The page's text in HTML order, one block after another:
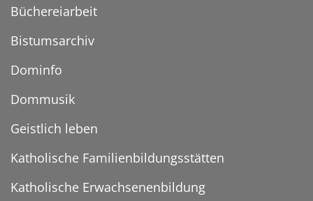
Büchereiarbeit
Bistumsarchiv
Dominfo
Dommusik
Geistlich leben
Katholische Familienbildungsstätten
Katholische Erwachsenenbildung